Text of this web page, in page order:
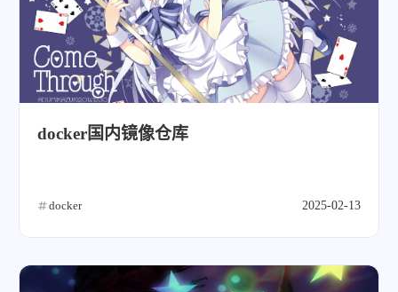
docker国内镜像仓库
docker 2025-02-13